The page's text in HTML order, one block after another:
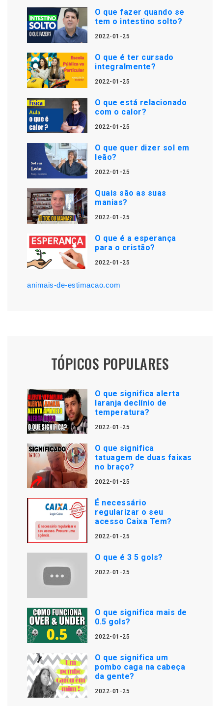
O que fazer quando se
tem o intestino solto?
2022-01-25
O que é ter cursado
integralmente?
2022-01-25
O que está relacionado
com o calor?
2022-01-25
O que quer dizer sol em
leão?
2022-01-25
Quais são as suas
manias?
2022-01-25
O que é a esperança
para o cristão?
2022-01-25
animais-de-estimacao.com
TÓPICOS POPULARES
O que significa alerta
laranja declínio de
temperatura?
2022-01-25
O que significa
tatuagem de duas faixas
no braço?
2022-01-25
É necessário
regularizar o seu
acesso Caixa Tem?
2022-01-25
O que é 3 5 gols?
2022-01-25
O que significa mais de
0.5 gols?
2022-01-25
O que significa um
pombo caga na cabeça
da gente?
2022-01-25